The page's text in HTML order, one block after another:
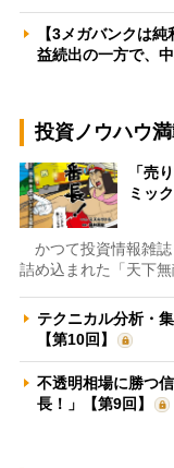
【3メガバンクは
益続出の一方で、
投資ノウハウ
「売
ミッ
かつて投資情報雑誌
詰め込まれた「天下
テクニカル分析・
【第10回】
不透明相場に勝つ
長！」【第9回】